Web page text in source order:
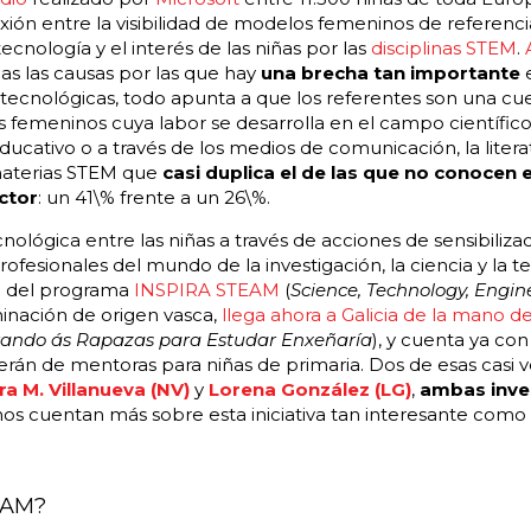
entre la visibilidad de modelos femeninos de
y el interés de las niñas por las disciplinas STEM.
las causas por las que hay una brecha tan importante
todo apunta a que los referentes son una
femeninos cuya labor se desarrolla en el campo
o a través de los medios de comunicación, la
STEM que casi duplica el de las que no conocen
: un 41\% frente a un 26\%.
entre las niñas a través de acciones de
del mundo de la investigación, la ciencia y la
programa INSPIRA STEAM (Science, Technology,
de origen vasca, llega ahora a Galicia de la mano
ás Rapazas para Estudar Enxeñaría), y cuenta ya
de mentoras para niñas de primaria. Dos de esas casi
M. Villanueva (NV)y Lorena González (LG), ambas
cuentan más sobre esta iniciativa tan interesante como